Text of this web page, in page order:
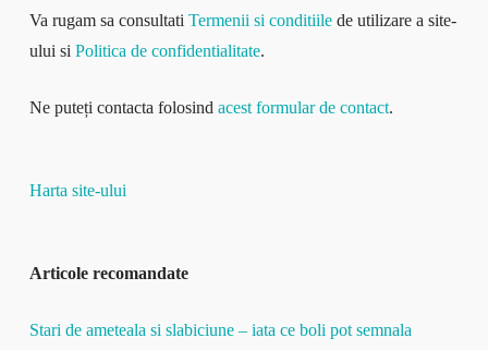
Va rugam sa consultati Termenii si conditiilede utilizare a site-
ului si Politica de confidentialitate.
Ne puteți contacta folosind acest formular de contact.
Harta site-ului
Articole recomandate
Stari de ameteala si slabiciune – iata ce boli pot semnala